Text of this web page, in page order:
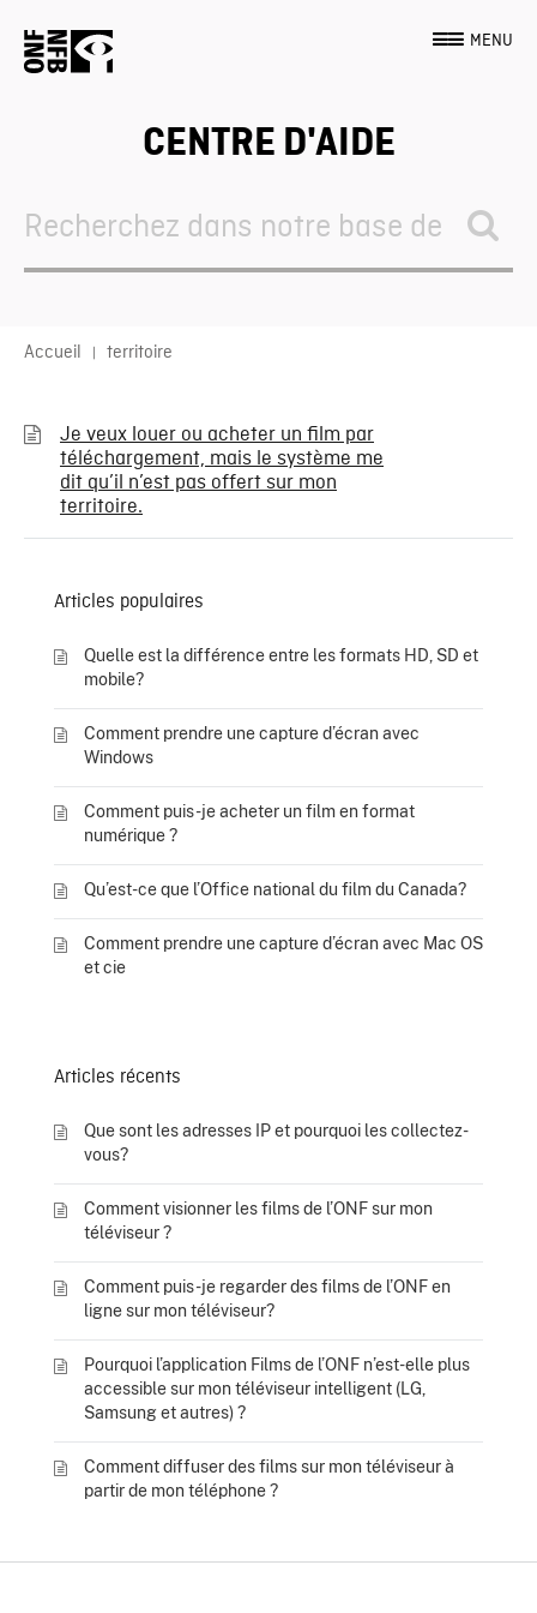
MENU
CENTRE D'AIDE
For
Accueil territoire
Je veux louer ou acheter un film par
téléchargement, mais le système me
dit qu’il n’est pas offert sur mon
territoire.
Articles populaires
Quelle est la différence entre les formats HD, SD et
mobile?
Comment prendre une capture d’écran avec
Windows
Comment puis-je acheter un film en format
numérique ?
Qu’est-ce que l’Office national du film du Canada?
Comment prendre une capture d’écran avec Mac OS
et cie
Articles récents
Que sont les adresses IP et pourquoi les collectez-
vous?
Comment visionner les films de l’ONF sur mon
téléviseur ?
Comment puis-je regarder des films de l’ONF en
ligne sur mon téléviseur?
Pourquoi l’application Films de l’ONF n’est-elle plus
accessible sur mon téléviseur intelligent (LG,
Samsung et autres) ?
Comment diffuser des films sur mon téléviseur à
partir de mon téléphone ?